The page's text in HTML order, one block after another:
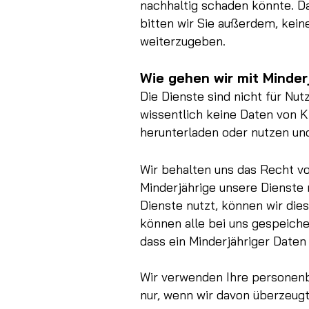
nachhaltig schaden könnte.
bitten wir Sie außerdem,
weiterzugeben.
Wie gehen wir mit
Die Dienste sind nicht für
wissentlich keine Daten von
herunterladen oder nutzen
Wir behalten uns das Recht
Minderjährige unsere
Dienste nutzt, können wir
können alle bei uns
dass ein Minderjähriger
Wir verwenden Ihre
nur, wenn wir davon